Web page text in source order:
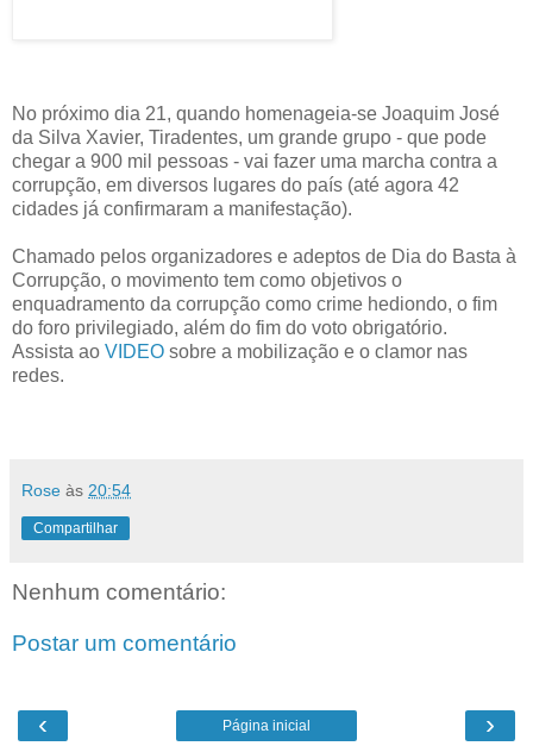
No próximo dia 21, quando homenageia-se Joaquim José
da Silva Xavier, Tiradentes, um grande grupo - que pode
chegar a 900 mil pessoas - vai fazer uma marcha contra a
corrupção, em diversos lugares do país (até agora 42
cidades já confirmaram a manifestação).
Chamado pelos organizadores e adeptos de Dia do Basta à
Corrupção, o movimento tem como objetivos o
enquadramento da corrupção como crime hediondo, o fim
do foro privilegiado, além do fim do voto obrigatório.
Assista ao VIDEO sobre a mobilização e o clamor nas
redes.
Rose às 20:54
Compartilhar
Nenhum comentário:
Postar um comentário
‹ ›
Página inicial